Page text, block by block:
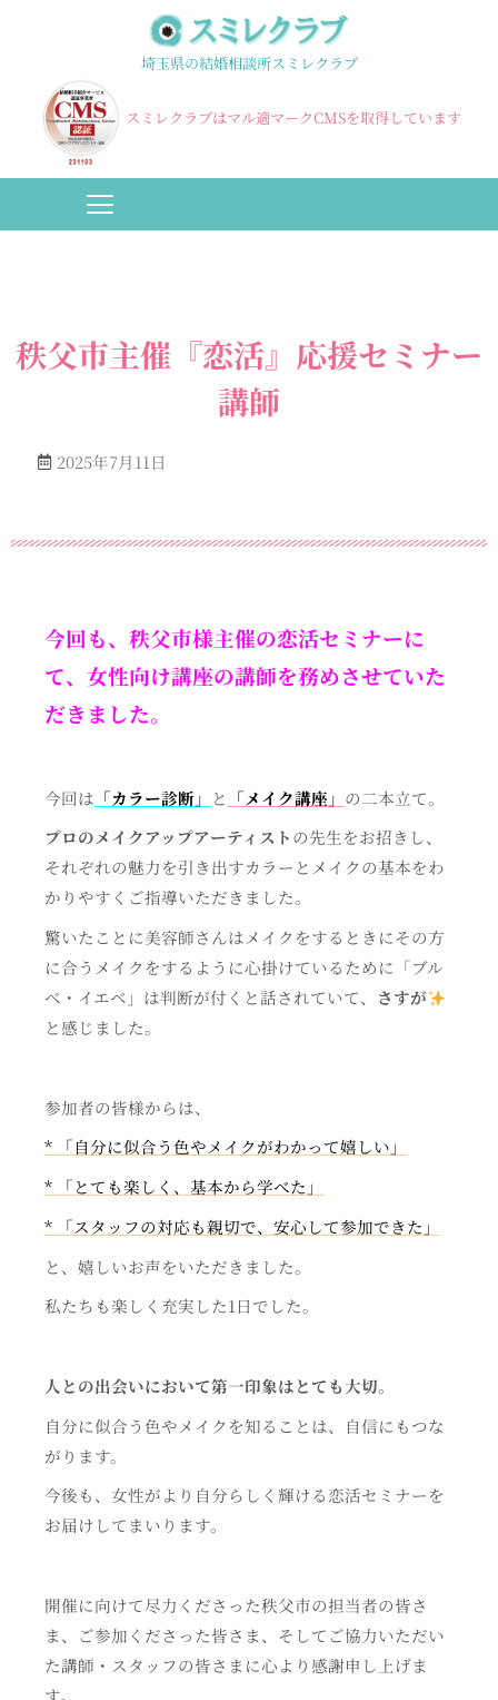
埼玉県の結婚相談所スミレクラブ
スミレクラブはマル適マークCMSを取得しています
秩父市主催『恋活』応援セミナー
講師
2025年7月11日
今回も、秩父市様主催の恋活セミナーに
て、女性向け講座の講師を務めさせていた
だきました。
今回は 「カラー診断」 と 「メイク講座」 の二本立て。
プロのメイクアップアーティストの先生をお招きし、
それぞれの魅力を引き出すカラーとメイクの基本をわ
かりやすくご指導いただきました。
驚いたことに美容師さんはメイクをするときにその方
に合うメイクをするように心掛けているために「ブル
べ・イエベ」は判断が付くと話されていて、 さすが
と感じました。
参加者の皆様からは、
* 「自分に似合う色やメイクがわかって嬉しい」
* 「とても楽しく、基本から学べた」
* 「スタッフの対応も親切で、安心して参加できた」
と、嬉しいお声をいただきました。
私たちも楽しく充実した1日でした。
人との出会いにおいて第一印象はとても大切。
自分に似合う色やメイクを知ることは、自信にもつな
がります。
今後も、女性がより自分らしく輝ける恋活セミナーを
お届けしてまいります。
開催に向けて尽力くださった秩父市の担当者の皆さ
ま、ご参加くださった皆さま、そしてご協力いただい
た講師・スタッフの皆さまに心より感謝申し上げま
す。